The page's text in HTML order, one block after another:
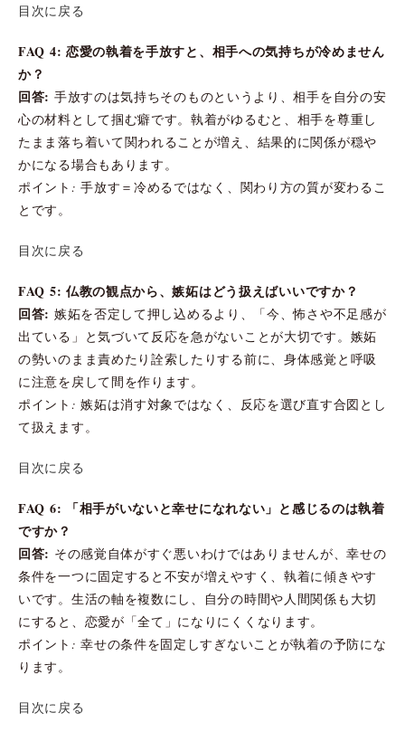
目次に戻る
FAQ 4: 恋愛の執着を手放すと、相手への気持ちが冷めません
か？
回答: 手放すのは気持ちそのものというより、相手を自分の安
心の材料として掴む癖です。執着がゆるむと、相手を尊重し
たまま落ち着いて関われることが増え、結果的に関係が穏や
かになる場合もあります。
ポイント: 手放す＝冷めるではなく、関わり方の質が変わるこ
とです。
目次に戻る
FAQ 5: 仏教の観点から、嫉妬はどう扱えばいいですか？
回答: 嫉妬を否定して押し込めるより、「今、怖さや不足感が
出ている」と気づいて反応を急がないことが大切です。嫉妬
の勢いのまま責めたり詮索したりする前に、身体感覚と呼吸
に注意を戻して間を作ります。
ポイント: 嫉妬は消す対象ではなく、反応を選び直す合図とし
て扱えます。
目次に戻る
FAQ 6: 「相手がいないと幸せになれない」と感じるのは執着
ですか？
回答: その感覚自体がすぐ悪いわけではありませんが、幸せの
条件を一つに固定すると不安が増えやすく、執着に傾きやす
いです。生活の軸を複数にし、自分の時間や人間関係も大切
にすると、恋愛が「全て」になりにくくなります。
ポイント: 幸せの条件を固定しすぎないことが執着の予防にな
ります。
目次に戻る